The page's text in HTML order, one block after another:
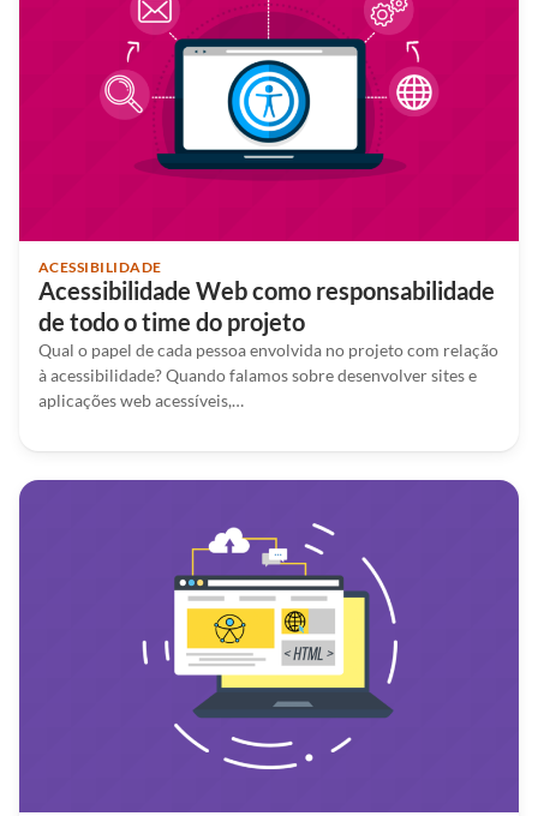
ACESSIBILIDADE
Acessibilidade Web como responsabilidade
de todo o time do projeto
Qual o papel de cada pessoa envolvida no projeto com relação
à acessibilidade? Quando falamos sobre desenvolver sites e
aplicações web acessíveis,…